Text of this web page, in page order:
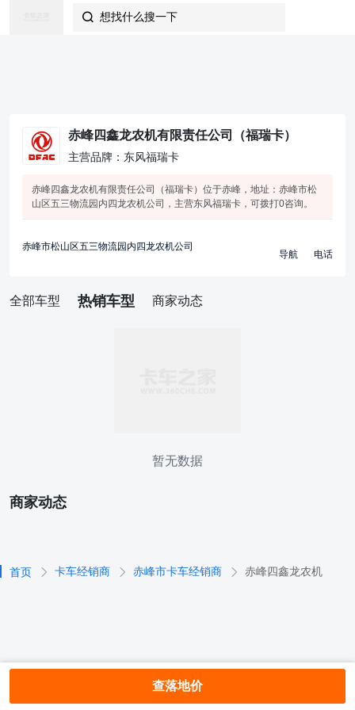
 想找什么搜一下
赤峰四鑫龙农机有限责任公司（福瑞卡）
主营品牌：东风福瑞卡
赤峰四鑫龙农机有限责任公司（福瑞卡）位于赤峰，地址：赤峰市松
山区五三物流园内四龙农机公司，主营东风福瑞卡，可拨打0咨询。
赤峰市松山区五三物流园内四龙农机公司
导航 电话
全部车型 热销车型 商家动态
暂无数据
商家动态
首页 卡车经销商 赤峰市卡车经销商 赤峰四鑫龙农机
查落地价